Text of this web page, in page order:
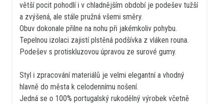
větší pocit pohodlí i v chladnějším období je podešev tužší
a zvýšená, ale stále pružná všemi směry.
Obuv dokonale přilne na nohu při jakémkoliv pohybu.
Tepelnou izolaci zajistí plstěná podšívka z vláken rouna.
Podešev s protiskluzovou úpravou ze surové gumy.
Styl i zpracování materiálů je velmi elegantní a vhodný
hlavně do města k celodennímu nošení.
Jedná se o 100% portugalský rukodělný výrobek včetně